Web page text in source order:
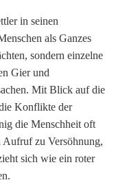
in seinen
als Ganzes
sondern einzelne
Gier und
Mit Blick auf die
Konflikte der
die Menschheit oft
Aufruf zu Versöhnung,
sich wie ein roter